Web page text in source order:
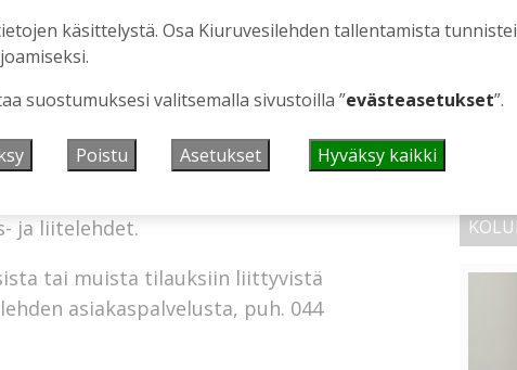
näköislehdet, näköislehtien
uutiskirjeen.
ja liitelehdet.
tai muista tilauksiin liittyvistä
asiakaspalvelusta, puh. 044
Hanna
ovat
käsittelystä. Osa Kiuruvesilehden tallentamista
suostumuksesi valitsemalla sivustoilla ”evästeasetukset”.
Poistu Asetukset Hyväksy kaikki